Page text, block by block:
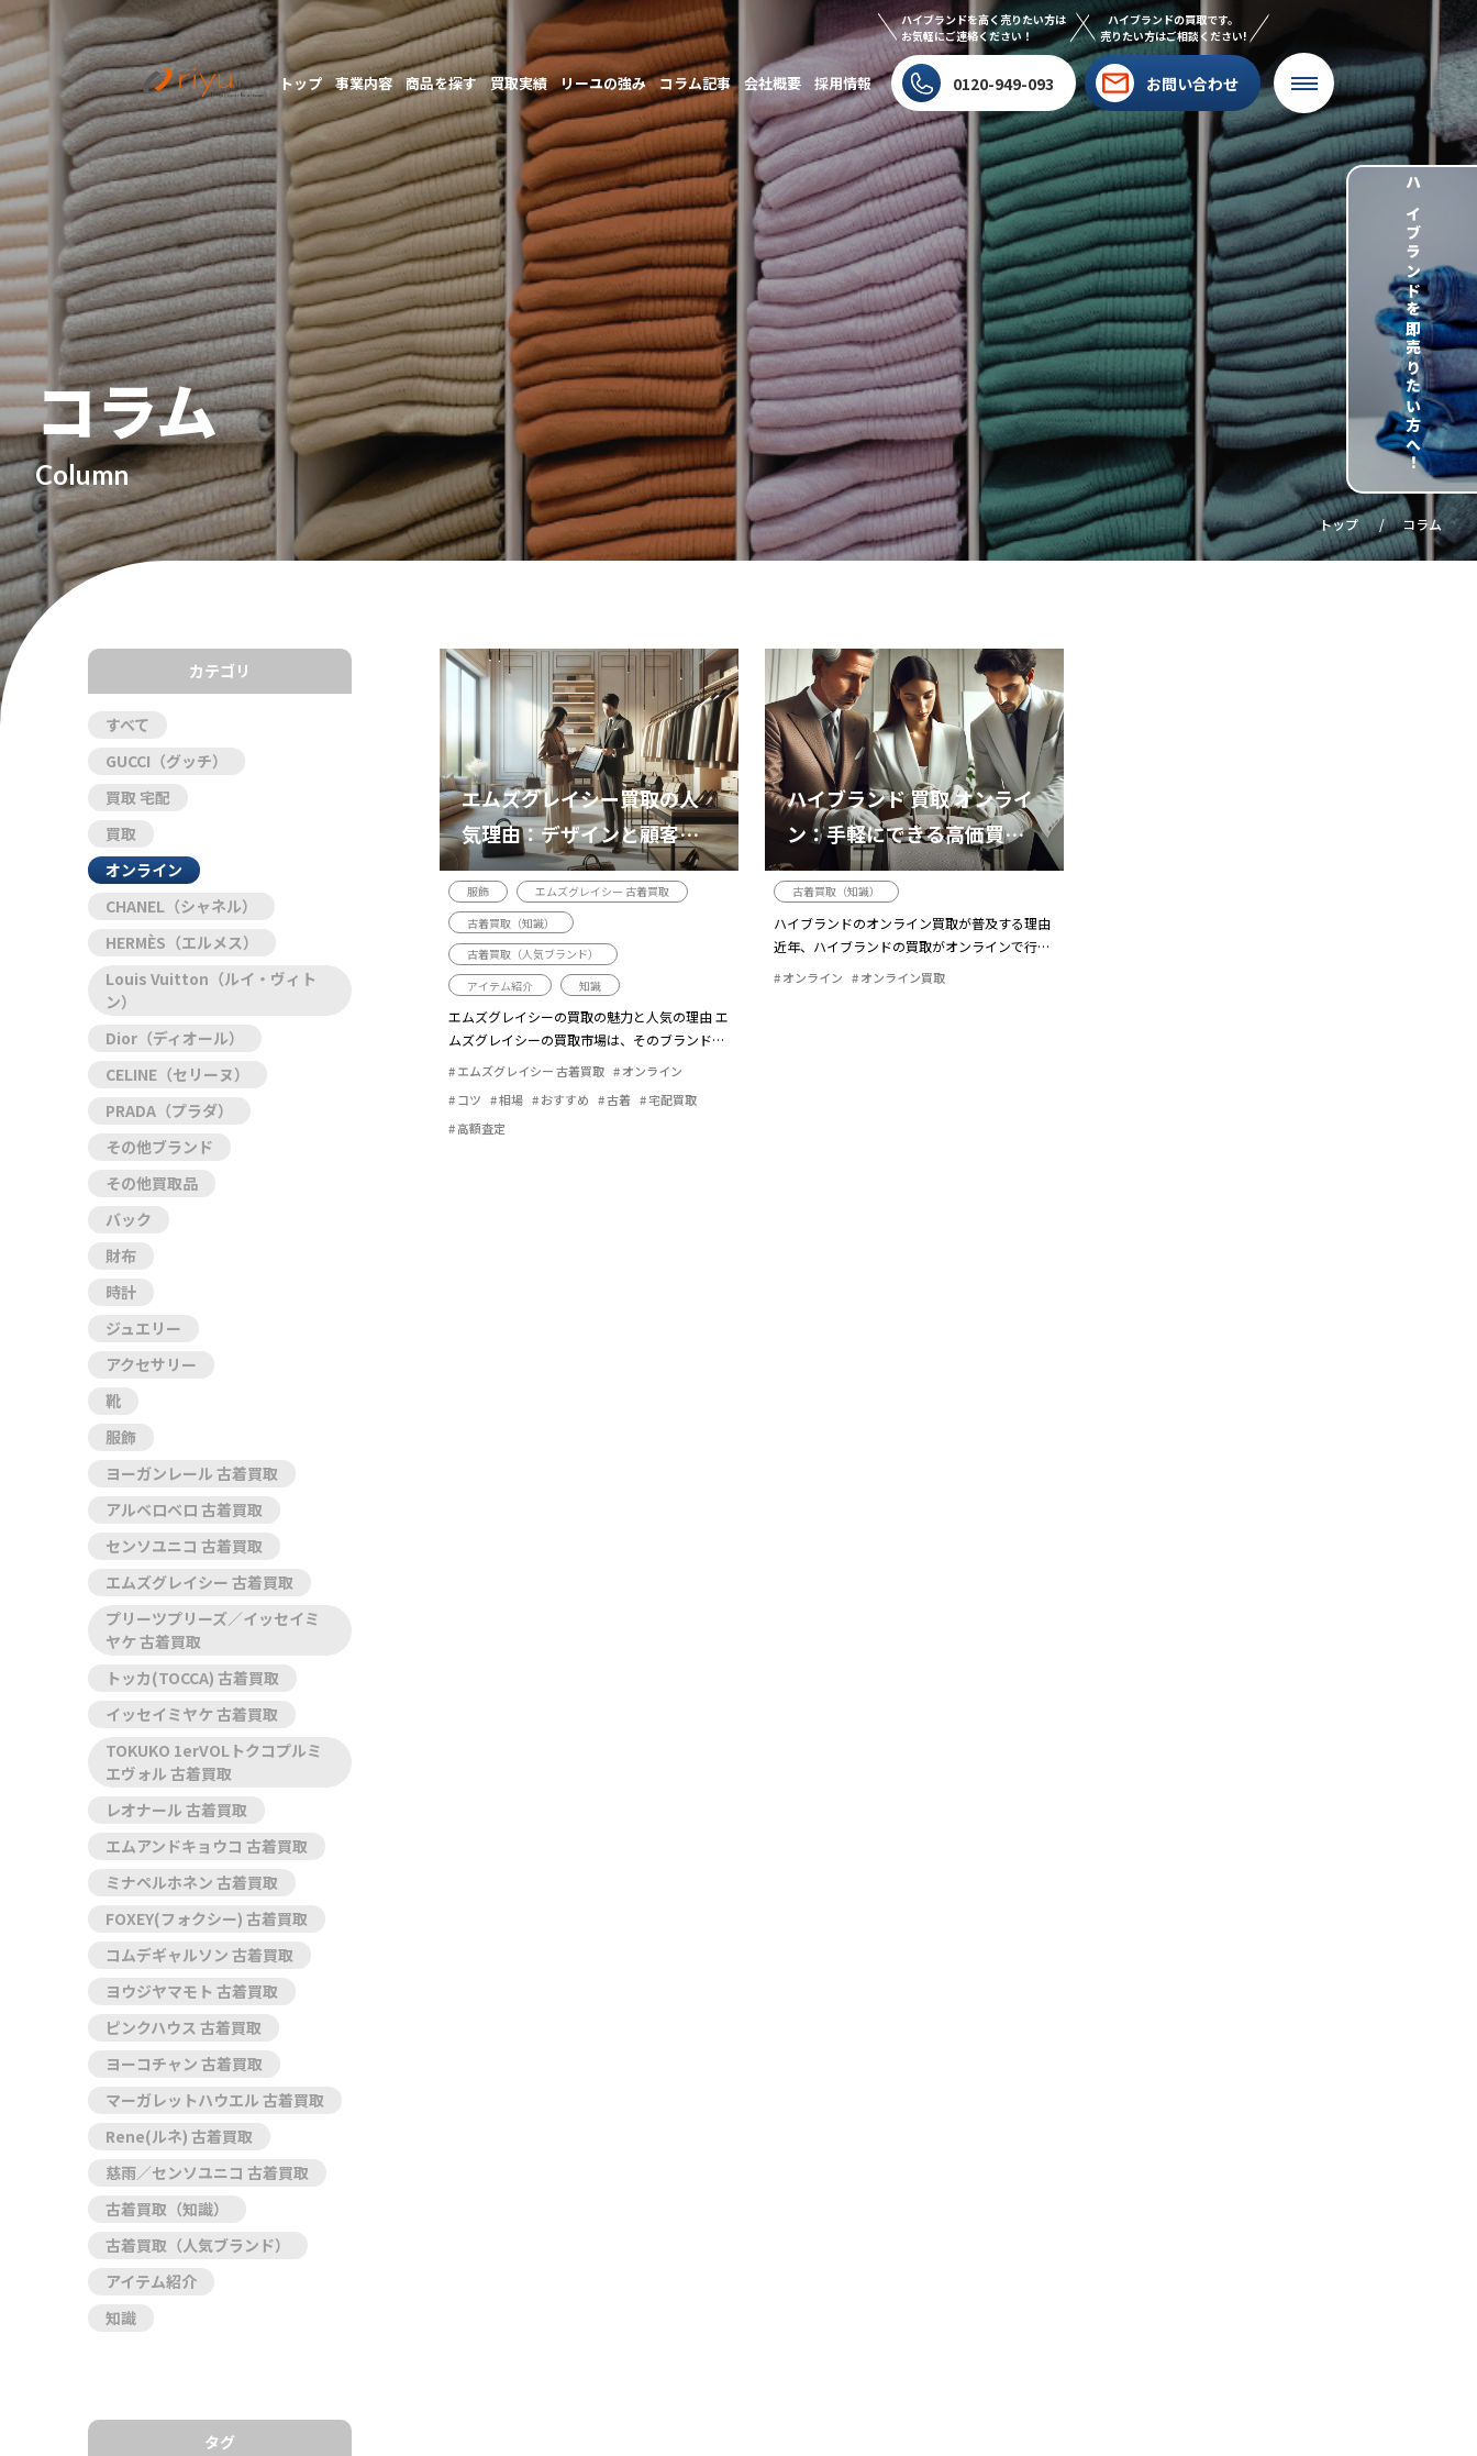
トップ 事業内容 商品を探す 買取実績 リーユの強み コラム記事 会社概要 採用情報
ハイブランドを高く売りたい方は
お気軽にご連絡ください！
0120-949-093
ハイブランドの買取です。
売りたい方はご相談ください!
お問い合わせ
コラム
Column
トップ コラム
カテゴリ
すべて
GUCCI（グッチ）
買取 宅配
買取
オンライン
CHANEL（シャネル）
HERMÈS（エルメス）
Louis Vuitton（ルイ・ヴィト
ン）
Dior（ディオール）
CELINE（セリーヌ）
PRADA（プラダ）
その他ブランド
その他買取品
バック
財布
時計
ジュエリー
アクセサリー
靴
服飾
ヨーガンレール 古着買取
アルベロベロ 古着買取
センソユニコ 古着買取
エムズグレイシー 古着買取
プリーツプリーズ／イッセイミ
ヤケ 古着買取
トッカ(TOCCA) 古着買取
イッセイミヤケ 古着買取
TOKUKO 1erVOLトクコプルミ
エヴォル 古着買取
レオナール 古着買取
エムアンドキョウコ 古着買取
ミナペルホネン 古着買取
FOXEY(フォクシー) 古着買取
コムデギャルソン 古着買取
ヨウジヤマモト 古着買取
ピンクハウス 古着買取
ヨーコチャン 古着買取
マーガレットハウエル 古着買取
Rene(ルネ) 古着買取
慈雨／センソユニコ 古着買取
古着買取（知識）
古着買取（人気ブランド）
アイテム紹介
知識
タグ
エムズグレイシー買取の人
気理由：デザインと顧客層
の魅力
服飾
エムズグレイシー 古着買取
古着買取（知識）
古着買取（人気ブランド）
アイテム紹介
知識
エムズグレイシーの買取の魅力と人気の理由 エ
ムズグレイシーの買取市場は、そのブランドイ
メージの強さ...
エムズグレイシー 古着買取
オンライン
コツ
相場 おすすめ 古着
宅配買取
高額査定
ハイブランド 買取 オンライ
ン：手軽にできる高価買取
の全知識
古着買取（知識）
ハイブランドのオンライン買取が普及する理由
近年、ハイブランドの買取がオンラインで行わ
れるケースが...
オンライン オンライン買取
ハイブランドを即売りたい方へ！